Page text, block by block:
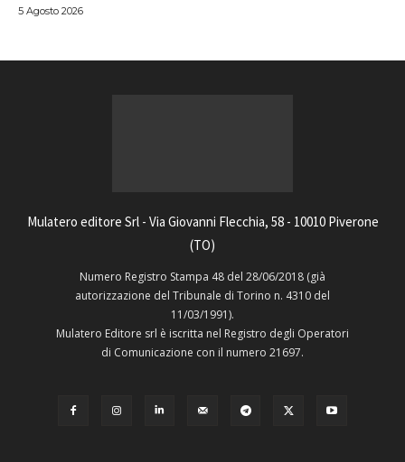
5 Agosto 2026
Mulatero editore Srl - Via Giovanni Flecchia, 58 - 10010 Piverone
(TO)
Numero Registro Stampa 48 del 28/06/2018 (già
autorizzazione del Tribunale di Torino n. 4310 del
11/03/1991).
Mulatero Editore srl è iscritta nel Registro degli Operatori
di Comunicazione con il numero 21697.